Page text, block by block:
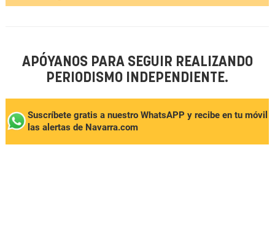
APÓYANOS PARA SEGUIR REALIZANDO
PERIODISMO INDEPENDIENTE.
Suscríbete gratis a nuestro WhatsAPP y recibe en tu móvil
las alertas de Navarra.com